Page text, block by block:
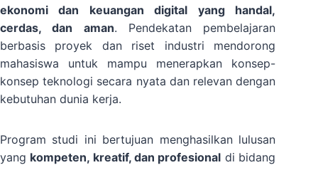
ekonomi dan keuangan digital yang handal,
cerdas, dan aman. Pendekatan pembelajaran
berbasis proyek dan riset industri mendorong
mahasiswa untuk mampu menerapkan konsep-
konsep teknologi secara nyata dan relevan dengan
kebutuhan dunia kerja.
Program studi ini bertujuan menghasilkan lulusan
yang kompeten, kreatif, dan profesional di bidang